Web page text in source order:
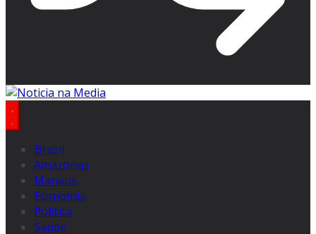
Brasil
Amazonas
Manaus
Economia
Politica
Saúde